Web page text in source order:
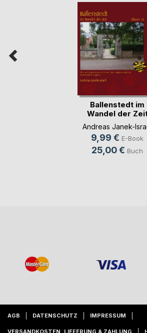
Ballenstedt im
Wandel der
Album 13
Andreas Janek-
9,99 € E-Book
25,00 € Buch
AGB DATENSCHUTZ IMPRESSUM